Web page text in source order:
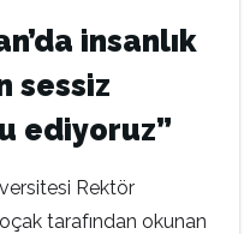
insanlık
sessiz
ediyoruz”
Rektör
tarafından okunan